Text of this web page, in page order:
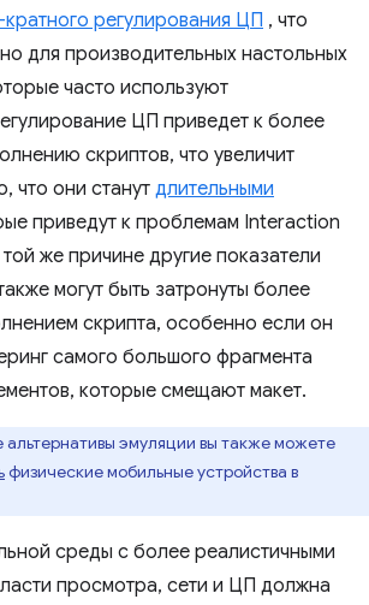
регулирования ЦП , что
для производительных настольных
часто используют
ЦП приведет к более
скриптов, что увеличит
что они станут длительными
приведут к проблемам Interaction
же причине другие показатели
могут быть затронуты более
скрипта, особенно если он
самого большого фрагмента
которые смещают макет.
альтернативы эмуляции вы также можете
физические мобильные устройства в
среды с более реалистичными
просмотра, сети и ЦП должна